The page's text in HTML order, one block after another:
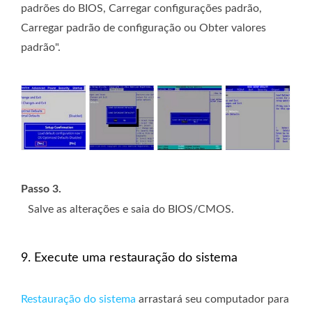
padrões do BIOS, Carregar configurações padrão,
Carregar padrão de configuração ou Obter valores
padrão".
Passo 3.
Salve as alterações e saia do BIOS/CMOS.
9. Execute uma restauração do sistema
Restauração do sistema arrastará seu computador para